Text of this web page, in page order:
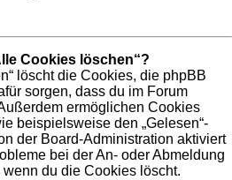
Cookies löschen“?
löscht die Cookies, die phpBB
sorgen, dass du im Forum
ermöglichen Cookies
beispielsweise den „Gelesen“-
der Board-Administration aktiviert
bei der An- oder Abmeldung
wenn du die Cookies löscht.